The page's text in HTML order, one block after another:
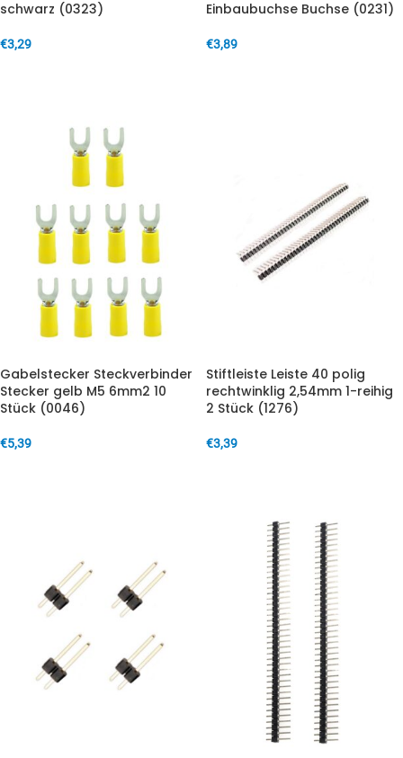
schwarz (0323)
€3,29
Einbaubuchse Buchse (0231)
€3,89
Gabelstecker Steckverbinder
Stecker gelb M5 6mm2 10
Stück (0046)
€5,39
Stiftleiste Leiste 40 polig
rechtwinklig 2,54mm 1-reihig
2 Stück (1276)
€3,39